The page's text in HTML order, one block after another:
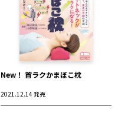
New！ 首ラクかまぼこ枕
2021.12.14 発売